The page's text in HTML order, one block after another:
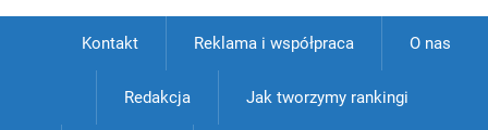
Kontakt Reklama i współpraca O nas
Redakcja Jak tworzymy rankingi